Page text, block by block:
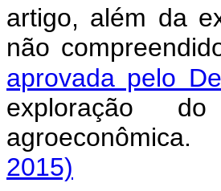
artigo, além da
não
aprovada pelo
exploração
2015)